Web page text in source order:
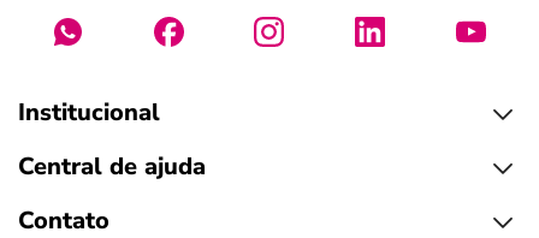
Institucional
Central de ajuda
Contato